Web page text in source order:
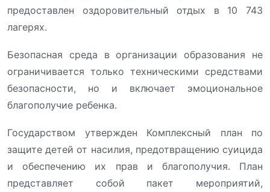
предоставлен оздоровительный отдых в 10 743
лагерях.
Безопасная среда в организации образования не
ограничивается только техническими средствами
безопасности, но и включает эмоциональное
благополучие ребенка.
Государством утвержден Комплексный план по
защите детей от насилия, предотвращению суицида
и обеспечению их прав и благополучия. План
представляет собой пакет мероприятий,